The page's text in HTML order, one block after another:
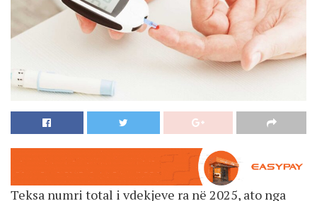
Teksa numri total i vdekjeve ra në 2025, ato nga